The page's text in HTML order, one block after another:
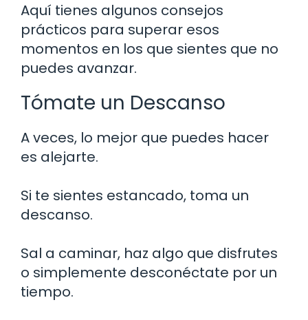
Aquí tienes algunos consejos
prácticos para superar esos
momentos en los que sientes que no
puedes avanzar.
Tómate un Descanso
A veces, lo mejor que puedes hacer
es alejarte.
Si te sientes estancado, toma un
descanso.
Sal a caminar, haz algo que disfrutes
o simplemente desconéctate por un
tiempo.